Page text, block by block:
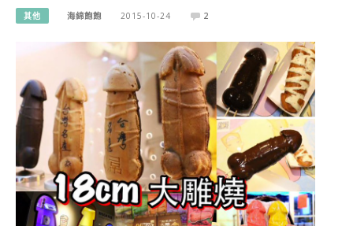
其他 海綿飽飽 2015-10-24 2